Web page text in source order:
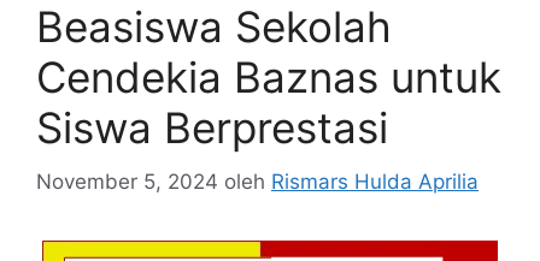
Beasiswa Sekolah
Cendekia Baznas untuk
Siswa Berprestasi
November 5, 2024 oleh Rismars Hulda Aprilia